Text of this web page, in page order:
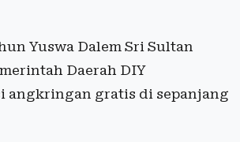
Yuswa Dalem Sri Sultan
Daerah DIY
angkringan gratis di sepanjang